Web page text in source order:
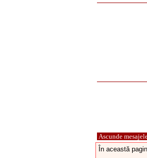
Ascunde
În această